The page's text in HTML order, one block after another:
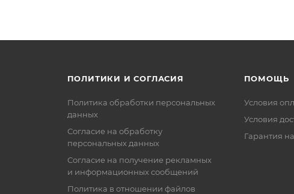
ПОЛИТИКИ И СОГЛАСИЯ
Политика обработки персональных
данных
Согласие на обработку
персональных данных
Согласие на получение рекламных
и информационных сообщений
Политика в отношении файлов
ПОМОЩЬ
Условия
Условия
Гарантия